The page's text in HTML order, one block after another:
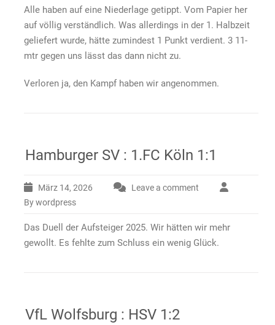
Alle haben auf eine Niederlage getippt. Vom Papier her
auf völlig verständlich. Was allerdings in der 1. Halbzeit
geliefert wurde, hätte zumindest 1 Punkt verdient. 3 11-
mtr gegen uns lässt das dann nicht zu.
Verloren ja, den Kampf haben wir angenommen.
Hamburger SV : 1.FC Köln 1:1
März 14, 2026
Leave a comment
By wordpress
Das Duell der Aufsteiger 2025. Wir hätten wir mehr
gewollt. Es fehlte zum Schluss ein wenig Glück.
VfL Wolfsburg : HSV 1:2